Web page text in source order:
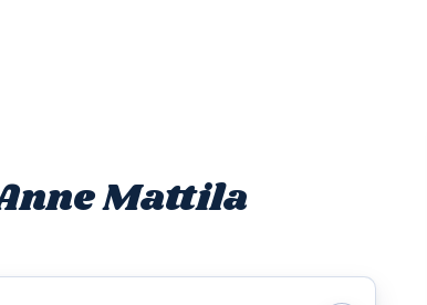
Mattila